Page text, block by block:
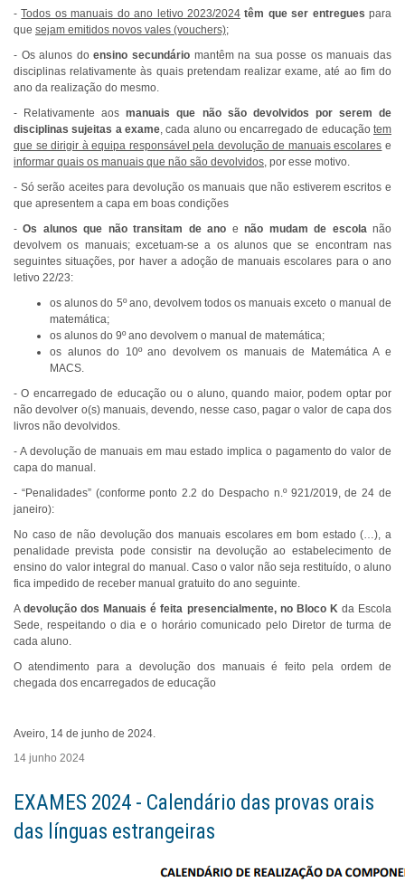
-Todos os manuais do ano letivo 2023/2024 têm que ser entregues para
que sejam emitidos novos vales (vouchers);
- Os alunos doensino secundáriomantêm na sua posse os manuais das
disciplinas relativamente às quais pretendam realizar exame, até ao fim do
ano da realização do mesmo.
- Relativamente aosmanuais que não são devolvidos por serem de
disciplinas sujeitas a exame, cada aluno ou encarregado de educaçãotem
que se dirigir à equipa responsável pela devolução de manuais escolares e
informar quais os manuais que não são devolvidos, por esse motivo.
- Só serão aceites para devolução os manuais que não estiverem escritos e
que apresentem a capa em boas condições
-Os alunos que não transitam de ano enão mudam de escolanão
devolvem os manuais; excetuam-se a os alunos que se encontram nas
seguintes situações, por haver a adoção de manuais escolares para o ano
letivo 22/23:
os alunos do 5º ano, devolvem todos os manuais exceto o manual de
matemática;
os alunos do 9º ano devolvem o manual de matemática;
os alunos do 10º ano devolvem os manuais de Matemática A e
MACS.
- O encarregado de educação ou o aluno, quando maior, podem optar por
não devolver o(s) manuais, devendo, nesse caso, pagar o valor de capa dos
livros não devolvidos.
- A devolução de manuais em mau estado implica o pagamento do valor de
capa do manual.
- “Penalidades” (conforme ponto 2.2 do Despacho n.º 921/2019, de 24 de
janeiro):
No caso de não devolução dos manuais escolares em bom estado (…), a
penalidade prevista pode consistir na devolução ao estabelecimento de
ensino do valor integral do manual. Caso o valor não seja restituído, o aluno
fica impedido de receber manual gratuito do ano seguinte.
Adevolução dos Manuais é feita presencialmente, no Bloco Kda Escola
Sede, respeitando o dia e o horário comunicado pelo Diretor de turma de
cada aluno.
O atendimento para a devolução dos manuais é feito pela ordem de
chegada dos encarregados de educação
Aveiro, 14 de junho de 2024.
14 junho 2024
EXAMES 2024 - Calendário das provas orais
das línguas estrangeiras